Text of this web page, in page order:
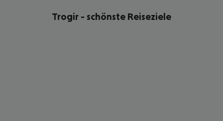
Trogir - schönste Reiseziele